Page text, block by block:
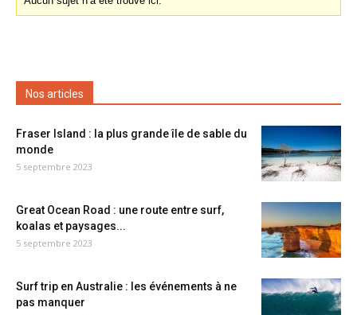
Nos articles
Fraser Island : la plus grande île de sable du
monde
5 septembre 2023
Great Ocean Road : une route entre surf,
koalas et paysages...
5 septembre 2023
Surf trip en Australie : les événements à ne
pas manquer